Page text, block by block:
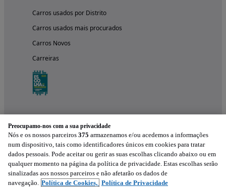
Carros usados por Distrito
Carros usados mais procurados
Carros Novos
Carreiras
Experimenta a aplicação
Preocupamo-nos com a sua privacidade
Nós e os nossos parceiros 375 armazenamos e/ou acedemos a informações
num dispositivo, tais como identificadores únicos em cookies para tratar
dados pessoais. Pode aceitar ou gerir as suas escolhas clicando abaixo ou em
qualquer momento na página da política de privacidade. Estas escolhas serão
sinalizadas aos nossos parceiros e não afetarão os dados de
navegação. Política de Cookies, Política de Privacidade